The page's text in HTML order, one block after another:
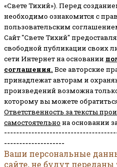
«Свете Тихий»). Перед
необходимо ознакомится с
пользовательским
Сайт "Свете Тихий"
свободной публикации своих
сети Интернет на основании
соглашения. Все авторские
принадлежат авторам и
произведений возможна только
которому вы можете
Ответственность за тексты
самостоятельно на основании
--------------------
Ваши персональные
сайте, не будут